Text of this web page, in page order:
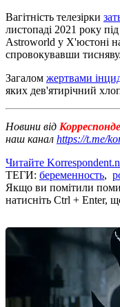
Вагітність телезірки
листопаді 2021 року
Astroworld у Х'юстоні
спровокувавши тисняву.
Загалом жертвами
яких дев'ятирічний
Новини від
наш канал https://t.me/
Читайте
ТЕГИ: беременность,
Якщо ви помітили
натисніть Ctrl + Enter,